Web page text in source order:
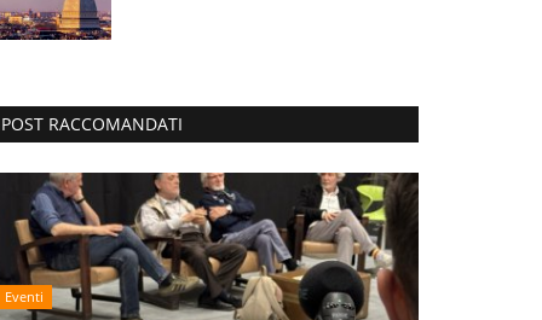
POST RACCOMANDATI
Eventi